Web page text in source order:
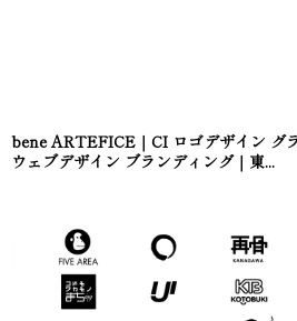
bene ARTEFICE｜CI ロゴデザイン グ
ウェブデザイン ブランディング｜東...